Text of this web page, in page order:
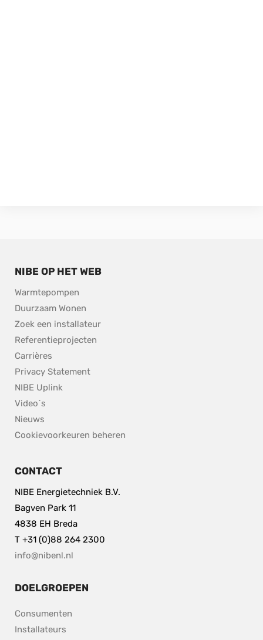
NIBE OP HET WEB
Warmtepompen
Duurzaam Wonen
Zoek een installateur
Referentieprojecten
Carrières
Privacy Statement
NIBE Uplink
Video´s
Nieuws
Cookievoorkeuren beheren
CONTACT
NIBE Energietechniek B.V.
Bagven Park 11
4838 EH Breda
T +31 (0)88 264 2300
info@nibenl.nl
DOELGROEPEN
Consumenten
Installateurs